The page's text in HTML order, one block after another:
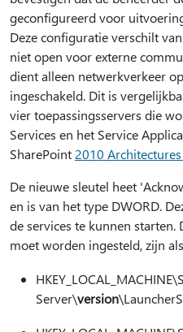
geconfigureerd voor
Deze configuratie verschilt
niet open voor externe
dient alleen netwerkverkeer
ingeschakeld. Dit is
vier toepassingsservers die
Services en het Service
SharePoint 2010
De nieuwe sleutel heet
en is van het type DWORD.
de services te kunnen starten.
moet worden ingesteld, zijn
Server\version